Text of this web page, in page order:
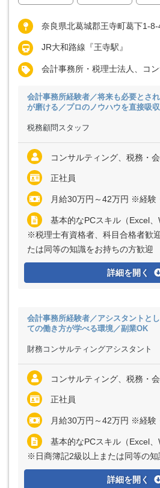
奈良県北葛城郡王寺町葛下1-
JR大和路線『王寺駅』
会計事務所・税理士法人、コ
会計事務所経験者／将来も必要とさ
が磨ける／プロのノウハウを直接吸
税務顧問スタッフ
コンサルティング、税務・
正社員
月給30万円～42万円 ※経験・能力など考慮の上、
基本的なPCスキル（Excel、
※税理士有資格者、科目合格者歓
たは同等の知識をお持ちの方歓迎
詳細を開く
会計事務所経験者／アシスタントと
ての働き方が学べる環境／副業OK
財務コンサルティングアシスタント
コンサルティング、税務・
正社員
月給30万円～42万円 ※経験・能力など考慮の上、
基本的なPCスキル（Excel、
※日商簿記2級以上または同等の
詳細を開く